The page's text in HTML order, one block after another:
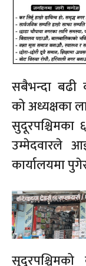
सबैभन्दा बढी
को अध्यक्षका
सुदूरपश्चिमका
उम्मेदवारले
कार्यालयमा